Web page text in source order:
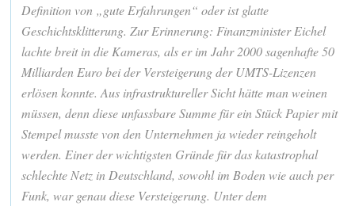
Definition von „gute Erfahrungen“ oder ist glatte
Geschichtsklitterung. Zur Erinnerung: Finanzminister Eichel
lachte breit in die Kameras, als er im Jahr 2000 sagenhafte 50
Milliarden Euro bei der Versteigerung der UMTS-Lizenzen
erlösen konnte. Aus infrastruktureller Sicht hätte man weinen
müssen, denn diese unfassbare Summe für ein Stück Papier mit
Stempel musste von den Unternehmen ja wieder reingeholt
werden. Einer der wichtigsten Gründe für das katastrophal
schlechte Netz in Deutschland, sowohl im Boden wie auch per
Funk, war genau diese Versteigerung. Unter dem